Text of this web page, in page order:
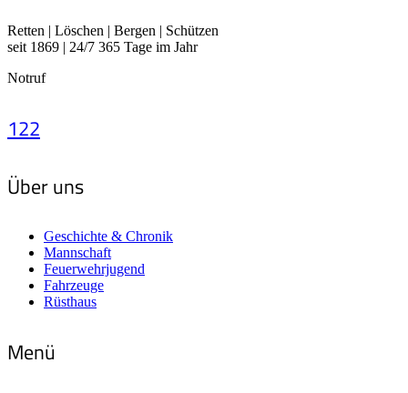
Retten | Löschen | Bergen | Schützen
seit 1869 | 24/7 365 Tage im Jahr
Notruf
122
Über uns
Geschichte & Chronik
Mannschaft
Feuerwehrjugend
Fahrzeuge
Rüsthaus
Menü